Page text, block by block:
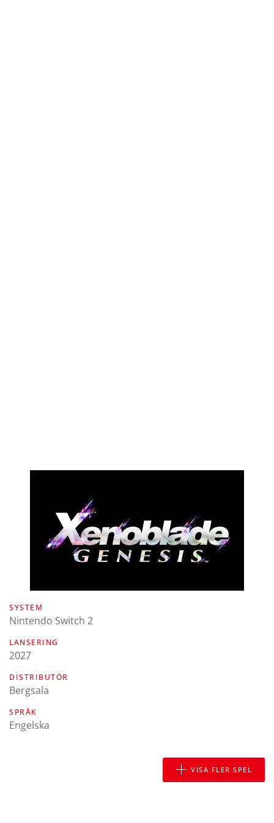
SYSTEM
Nintendo Switch 2
LANSERING
2027
DISTRIBUTÖR
Bergsala
SPRÅK
engelska
VISA FLER SPEL